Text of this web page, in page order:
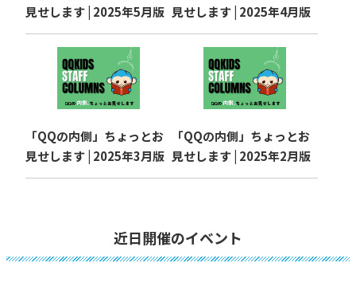
見せします | 2025年5月版 見せします | 2025年4月版
「QQの内側」ちょっとお
見せします | 2025年3月版
「QQの内側」ちょっとお
見せします | 2025年2月版
近日開催のイベント